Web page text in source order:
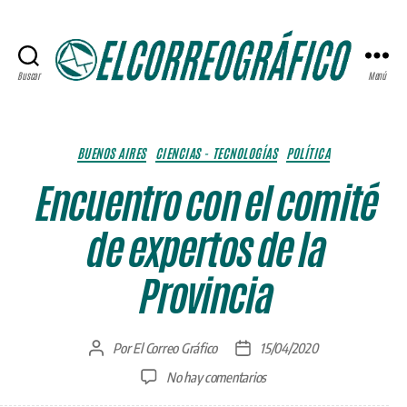
Buscar Menú
Categorías
BUENOS AIRES CIENCIAS - TECNOLOGÍAS POLÍTICA
Encuentro con el comité
de expertos de la
Provincia
AutorPorEl Correo Gráfico
Fecha15/04/2020
No hay comentariosen